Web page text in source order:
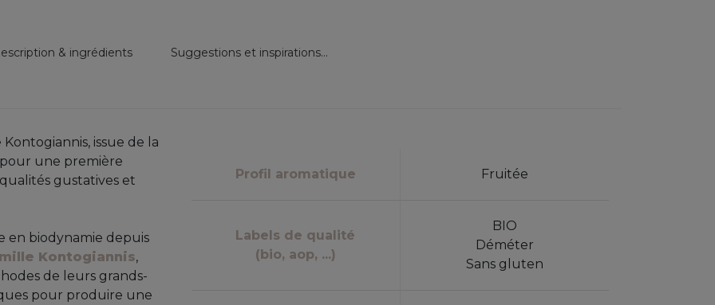
& ingrédients Suggestions et inspirations...
issue de la
une première
gustatives et
en biodynamie depuis
Kontogiannis,
de leurs grands-
pour produire une
Profil aromatique Fruitée
Labels de qualité
(bio, aop, ...)
BIO
Déméter
Sans gluten